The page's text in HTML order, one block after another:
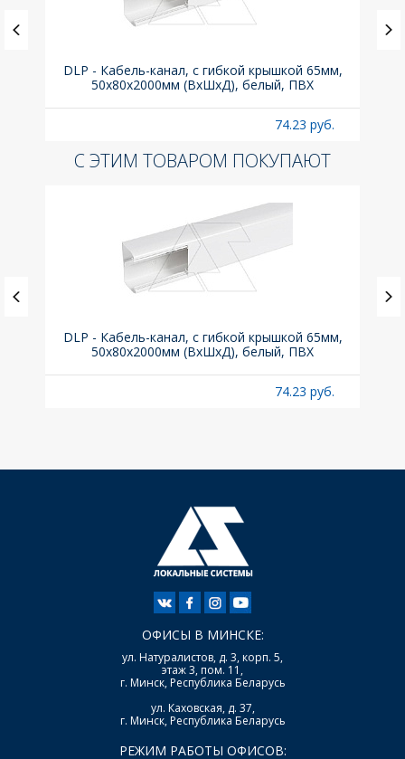
DLP - Кабель-канал, с гибкой крышкой 65мм,
50x80х2000мм (ВхШхД), белый, ПВХ
74.23 руб.
С ЭТИМ ТОВАРОМ ПОКУПАЮТ
DLP - Кабель-канал, с гибкой крышкой 65мм,
50x80х2000мм (ВхШхД), белый, ПВХ
74.23 руб.
ОФИСЫ В МИНСКЕ:
ул. Натуралистов, д. 3, корп. 5,
этаж 3, пом. 11,
г. Минск, Республика Беларусь
ул. Каховская, д. 37,
г. Минск, Республика Беларусь
РЕЖИМ РАБОТЫ ОФИСОВ: